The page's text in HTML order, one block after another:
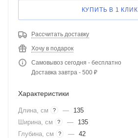
КУПИТЬ В 1 КЛИК
Рассчитать доставку
Хочу в подарок
Самовывоз сегодня - бесплатно
Доставка завтра - 500 ₽
Характеристики
Длина, см ? —
135
Ширина, см
? —
135
Глубина, см
? — 42